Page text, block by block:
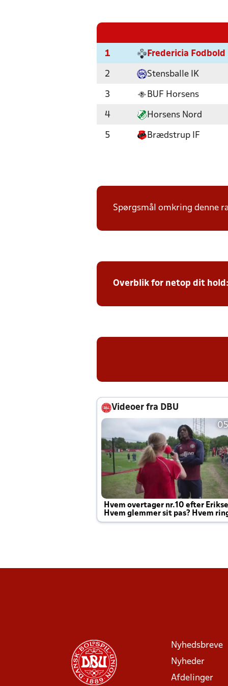
1 Fredericia Fodbold
2 Stensballe IK
3 BUF Horsens
4 Horsens Nord
5 Brædstrup IF
Spørgsmål omkring denne
Overblik for netop dit
Videoer fra DBU
Hvem overtager nr.10 efter
Hvem glemmer sit pas? Hvem
Joachim altid til efter kampe?
Nyhedsbreve
Nyheder
Afdelinger